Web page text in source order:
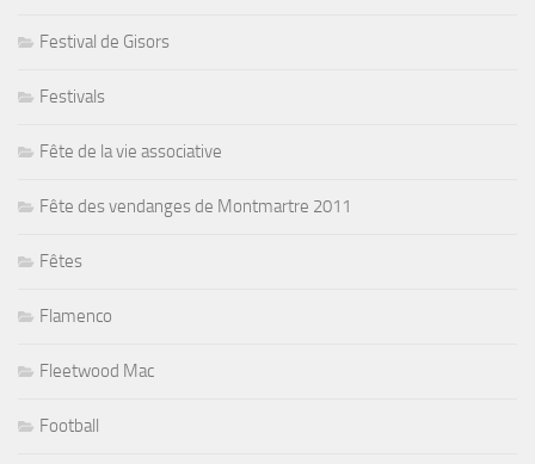
Festival de Gisors
Festivals
Fête de la vie associative
Fête des vendanges de Montmartre 2011
Fêtes
Flamenco
Fleetwood Mac
Football